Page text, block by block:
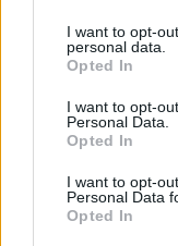
I want to opt-
personal data.
Opted In
I want to opt-
Personal Data.
Opted In
I want to opt-
Personal Data
Opted In
collaborazioni.
Altri invece –
un seguito
preventivamente
ottengono i loro
altri brand. Nel